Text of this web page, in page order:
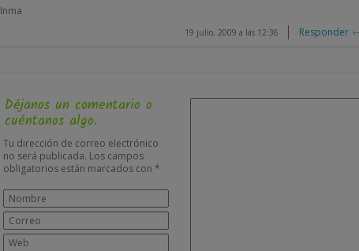
19 julio, 2009 a las 12:36
Inma
Responder
Déjanos un comentario o
cuéntanos algo.
Tu dirección de correo electrónico
no será publicada. Los campos
obligatorios están marcados con *